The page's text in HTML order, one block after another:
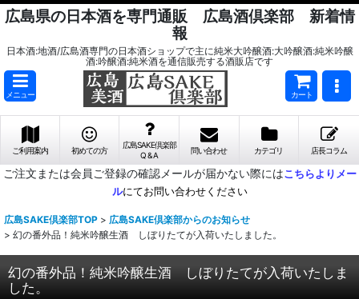
広島県の日本酒を専門通販 広島酒倶楽部 新着情
報
日本酒:地酒/広島酒専門の日本酒ショップで主に純米大吟醸酒:大吟醸酒:純米吟醸
酒:吟醸酒:純米酒を通信販売する酒販店です
メニュー カート
ご利用案内 初めての方
広島SAKE倶楽部
Q & A
問い合わせ カテゴリ 店長コラム
ご注文または会員ご登録の確認メールが届かない際にはこちらよりメー
ルにてお問い合わせください
広島SAKE倶楽部TOP > 広島SAKE倶楽部からのお知らせ
> 幻の番外品！純米吟醸生酒 しぼりたてが入荷いたしました。
幻の番外品！純米吟醸生酒 しぼりたてが入荷いたしま
した。